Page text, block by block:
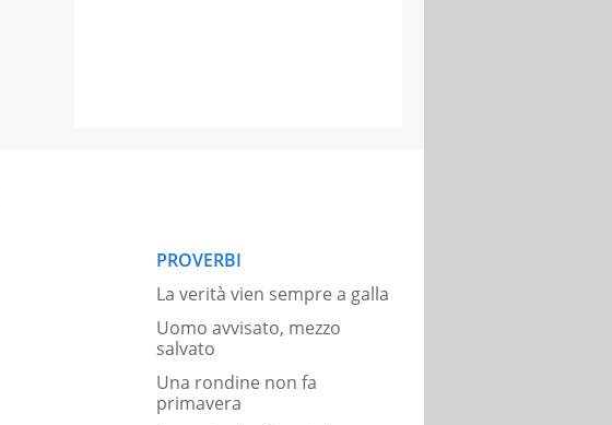
PROVERBI
La verità vien sempre a galla
Uomo avvisato, mezzo
salvato
Una rondine non fa
primavera